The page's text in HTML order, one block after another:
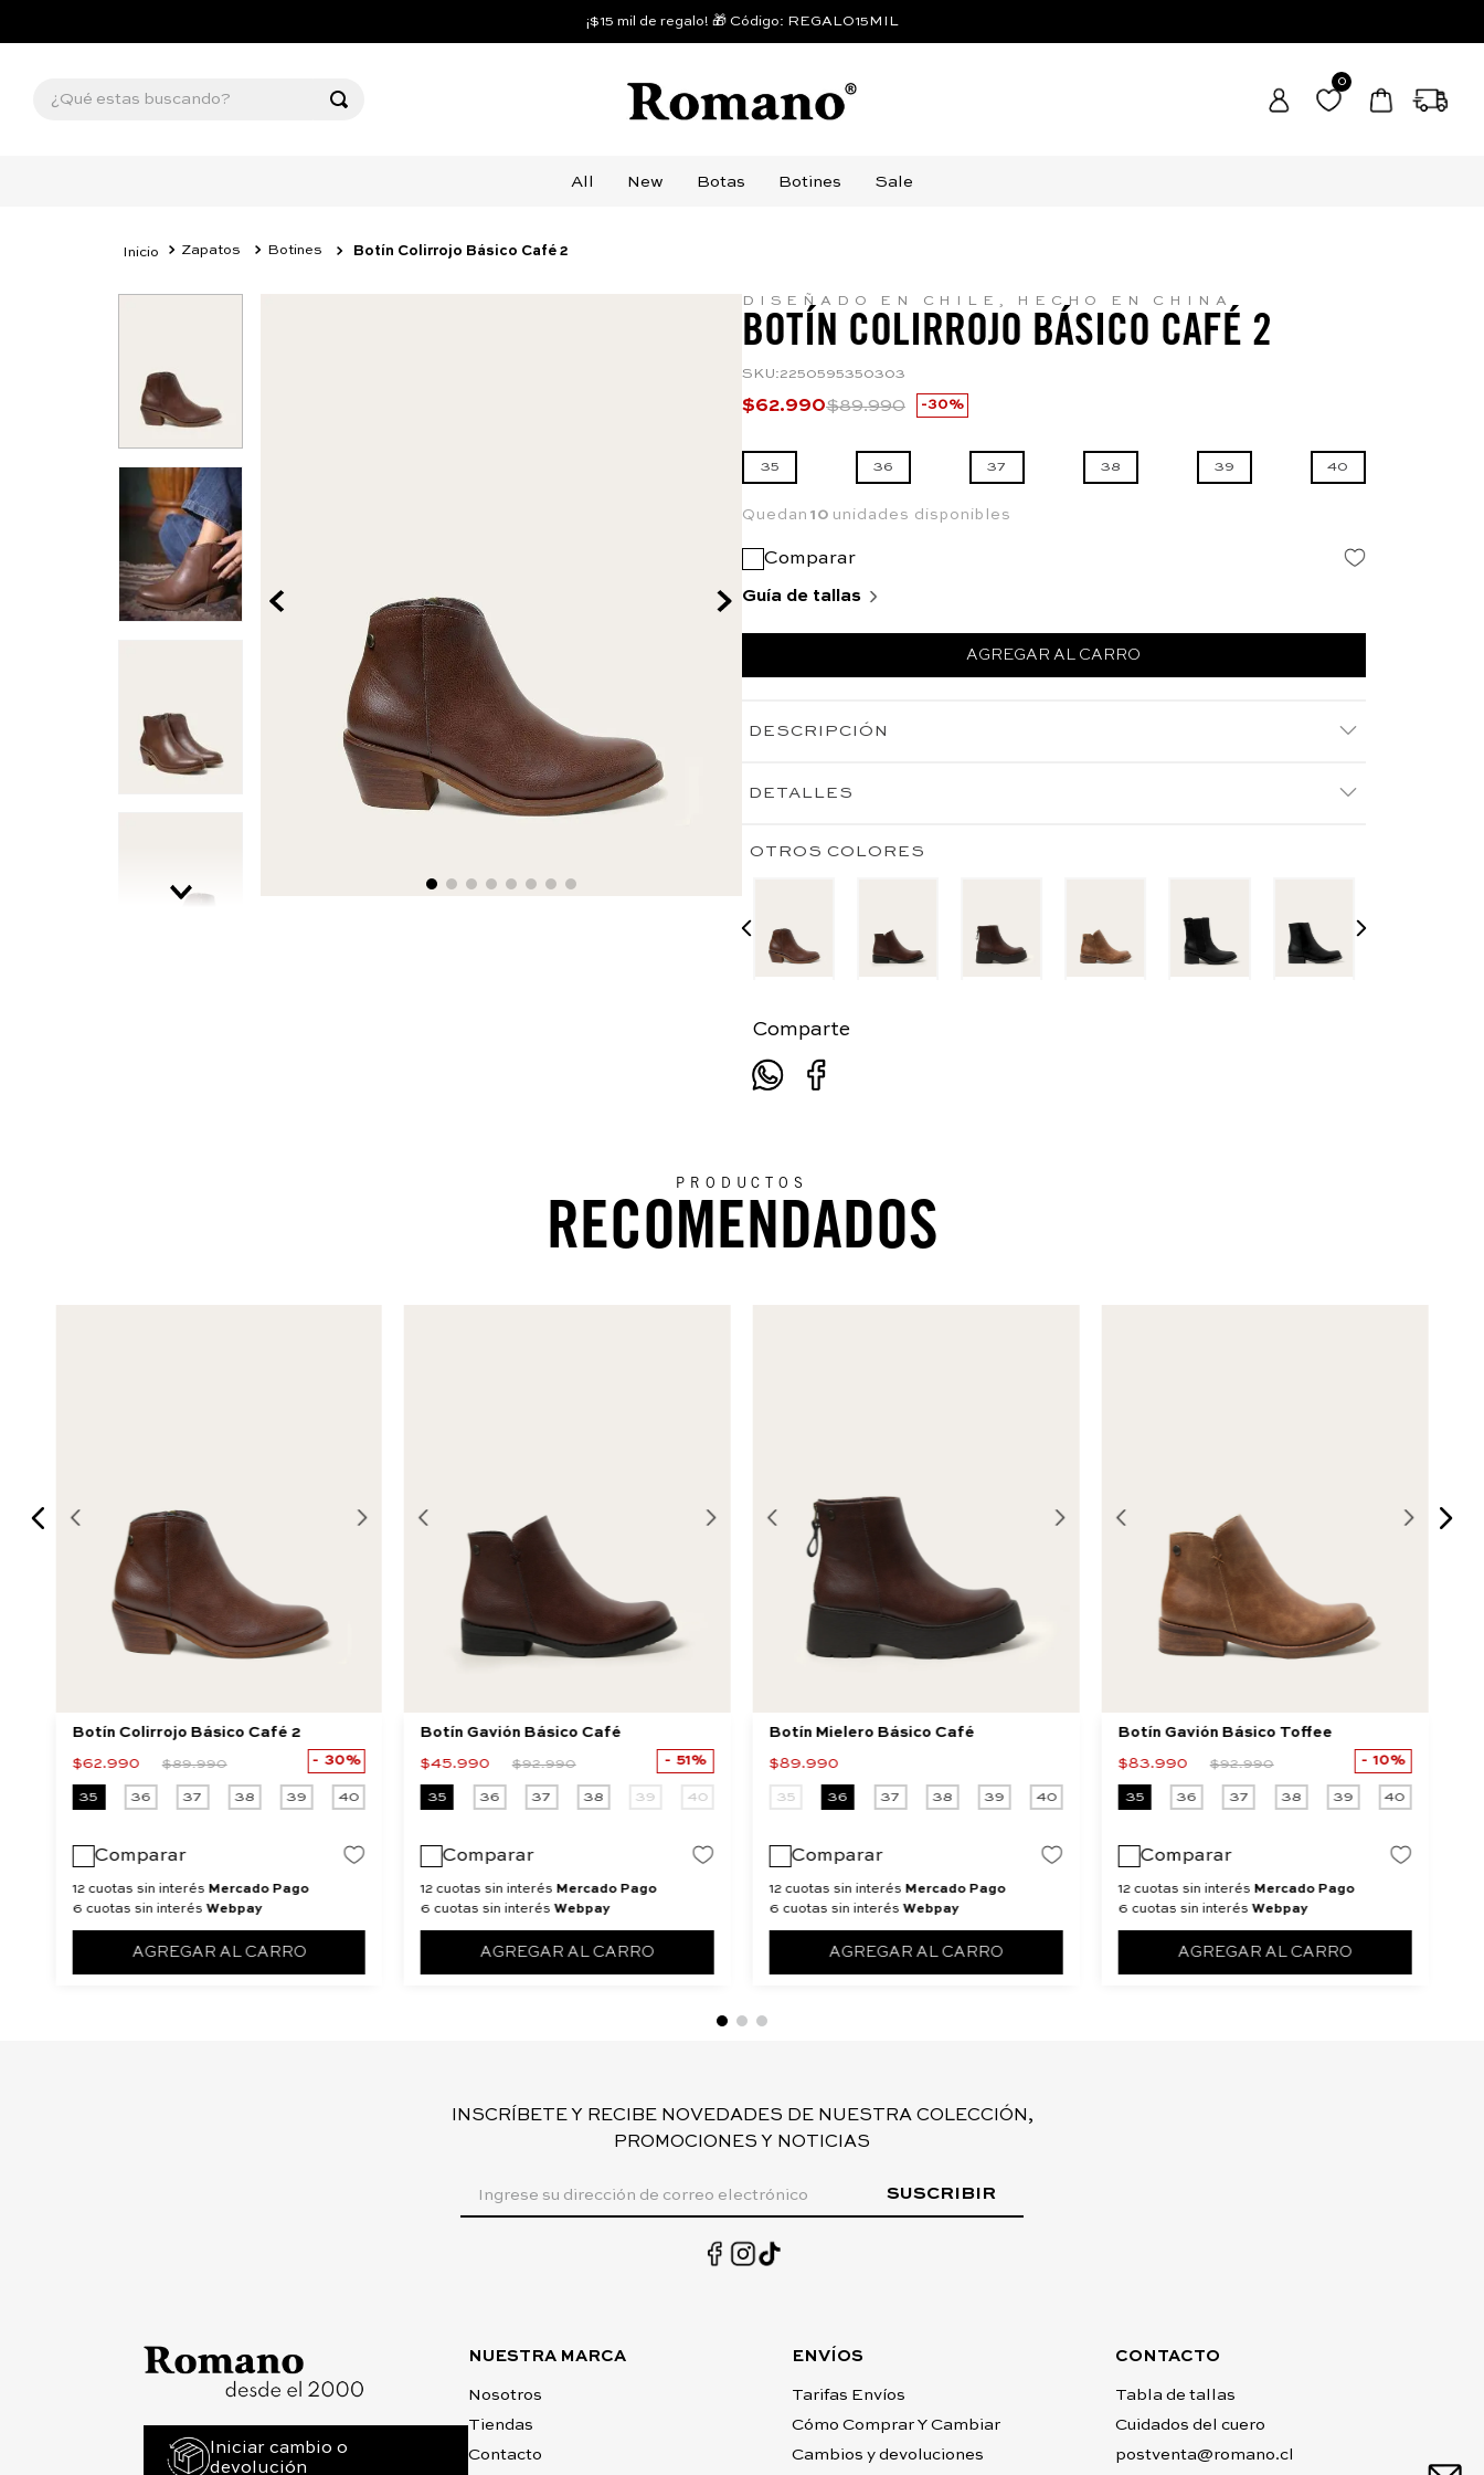
¡$15 mil de regalo! 🎁 Código: REGALO15MIL
¿Qué estas buscando? 0
All New Botas Botines Sale
Zapatos Botines Botín Colirrojo Básico Café 2
DISEÑADO EN CHILE, HECHO EN CHINA
BOTÍN COLIRROJO BÁSICO CAFÉ 2
SKU:2250595350303
$62.990$89.990 30%
35 36 37 38 39 40
Quedan 10 unidades disponibles
Comparar
Guía de tallas
AGREGAR AL CARRO
DESCRIPCIÓN
DETALLES
OTROS COLORES
Comparte
PRODUCTOS
RECOMENDADOS
Botín Colirrojo Básico Café 2
$62.990 $89.990 30%
35 36 37 38 39 40
Comparar
12 cuotas sin interés Mercado Pago
6 cuotas sin interés Webpay
AGREGAR AL CARRO
Botín Gavión Básico Café
$45.990 $92.990 51%
35 36 37 38 39 40
Comparar
12 cuotas sin interésMercado Pago
6 cuotas sin interésWebpay
AGREGAR AL CARRO
Botín Mielero Básico Café
$89.990
35 36 37 38 39 40
Comparar
12 cuotas sin interés Mercado Pago
6 cuotas sin interés Webpay
AGREGAR AL CARRO
Botín Gavión Básico Toffee
$83.990 $92.990 10%
35 36 37 38 39 40
Comparar
12 cuotas sin interés Mercado Pago
6 cuotas sin interés Webpay
AGREGAR AL CARRO
INSCRÍBETE Y RECIBE NOVEDADES DE NUESTRA COLECCIÓN,
PROMOCIONES Y NOTICIAS
SUSCRIBIR
Iniciar cambio o
devolución
NUESTRA MARCA
Nosotros
Tiendas
Contacto
ENVÍOS
Tarifas Envíos
Cómo Comprar Y Cambiar
Cambios y devoluciones
CONTACTO
Tabla de tallas
Cuidados del cuero
postventa@romano.cl